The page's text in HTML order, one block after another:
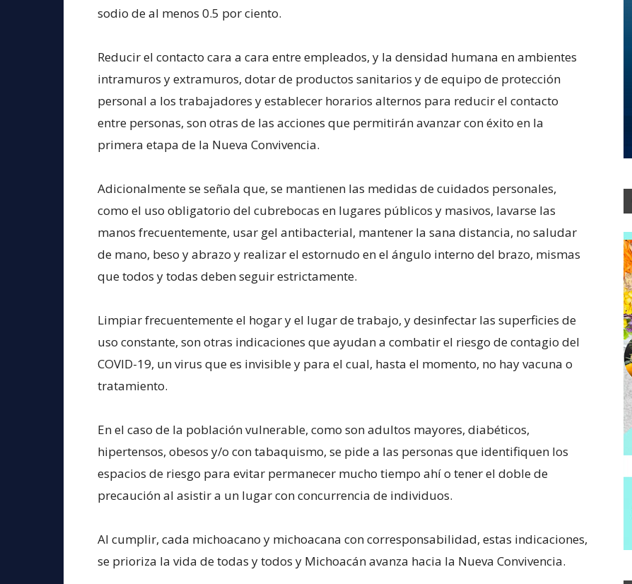
sodio de al menos 0.5 por ciento.
Reducir el contacto cara a cara entre empleados, y la densidad humana en ambientes
intramuros y extramuros, dotar de productos sanitarios y de equipo de protección
personal a los trabajadores y establecer horarios alternos para reducir el contacto
entre personas, son otras de las acciones que permitirán avanzar con éxito en la
primera etapa de la Nueva Convivencia.
Adicionalmente se señala que, se mantienen las medidas de cuidados personales,
como el uso obligatorio del cubrebocas en lugares públicos y masivos, lavarse las
manos frecuentemente, usar gel antibacterial, mantener la sana distancia, no saludar
de mano, beso y abrazo y realizar el estornudo en el ángulo interno del brazo, mismas
que todos y todas deben seguir estrictamente.
Limpiar frecuentemente el hogar y el lugar de trabajo, y desinfectar las superficies de
uso constante, son otras indicaciones que ayudan a combatir el riesgo de contagio del
COVID-19, un virus que es invisible y para el cual, hasta el momento, no hay vacuna o
tratamiento.
En el caso de la población vulnerable, como son adultos mayores, diabéticos,
hipertensos, obesos y/o con tabaquismo, se pide a las personas que identifiquen los
espacios de riesgo para evitar permanecer mucho tiempo ahí o tener el doble de
precaución al asistir a un lugar con concurrencia de individuos.
Al cumplir, cada michoacano y michoacana con corresponsabilidad, estas indicaciones,
se prioriza la vida de todas y todos y Michoacán avanza hacia la Nueva Convivencia.